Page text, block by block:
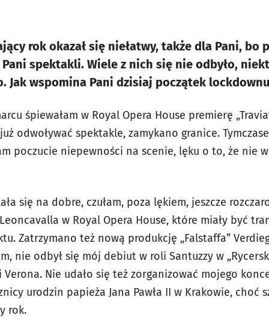
rok okazał się niełatwy, także dla Pani, bo
spektakli. Wiele z nich się nie odbyło,
Jak wspomina Pani dzisiaj początek
śpiewałam w Royal Opera House premierę
odwoływać spektakle, zamykano granice.
poczucie niepewności na scenie, lęku o to, że nie
się na dobre, czułam, poza lękiem, jeszcze
w Royal Opera House, które miały być
Zatrzymano też nową produkcję „Falstaffa”
nie odbył się mój debiut w roli Santuzzy w
Verona. Nie udało się też zorganizować mojego
urodzin papieża Jana Pawła II w Krakowie, choć
rok.